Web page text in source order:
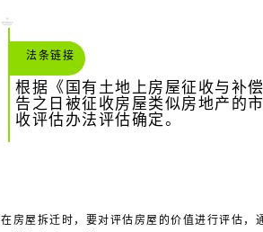
法条链接
根据《国有土地上房屋征收与补
告之日被征收房屋类似房地产的
收评估办法评估确定。
在房屋拆迁时，要对评估房屋的价值进行评估